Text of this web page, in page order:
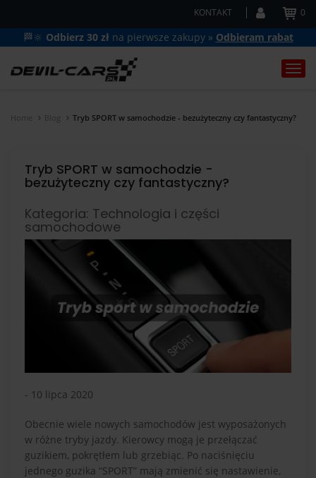
KONTAKT 0
🏁🔆 Odbierz 30 zł na pierwsze zakupy » Odbieram rabat
Home Blog Tryb SPORT w samochodzie - bezużyteczny czy fantastyczny?
Tryb SPORT w samochodzie -
bezużyteczny czy fantastyczny?
Kategoria: Technologia i części
samochodowe
- 10 lipca 2020
Obecnie wiele nowych samochodów jest wyposażonych
w różne tryby jazdy. Kierowcy mogą je przełączać
guzikiem, pokrętłem lub grzebiąc. Po naciśnięciu
jednego guzika “SPORT” mają zmienić się nastawienie,